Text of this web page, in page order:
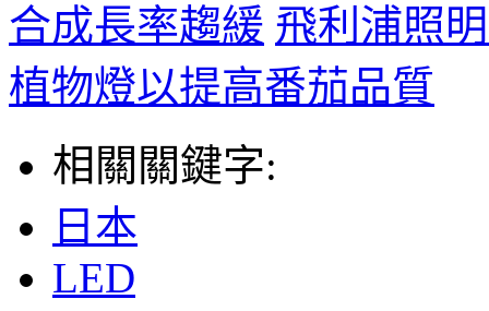
合成長率趨緩 飛利浦照
植物燈以提高番茄品質
相關關鍵字:
日本
LED